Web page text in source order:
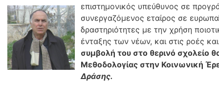
επιστημονικός υπεύθυνος σε
συνεργαζόμενος εταίρος σε
δραστηριότητες με την χρήση
ένταξης των νέων, και στις ροές
συμβολή του στο θερινό σχολείο
Μεθοδολογίας στην Κοινωνική
Δράσης.